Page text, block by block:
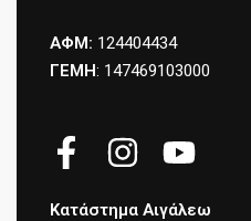
ΑΦΜ: 124404434
ΓΕΜΗ: 147469103000
Κατάστημα Αιγάλεω